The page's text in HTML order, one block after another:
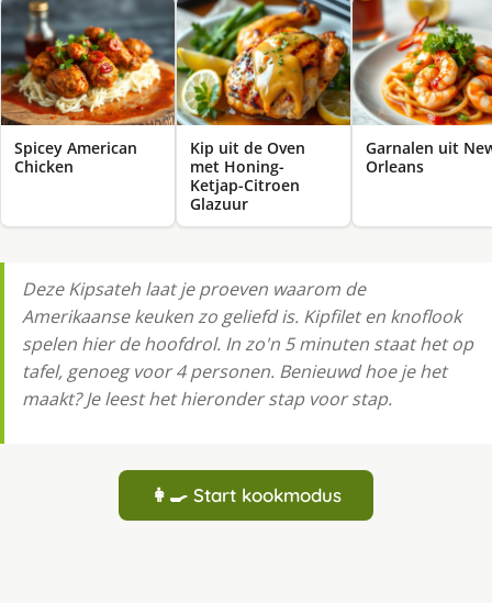
Spicey American
Chicken
Kip uit de Oven
met Honing-
Ketjap-Citroen
Glazuur
Garnalen uit
Orleans
Deze Kipsateh laat je proeven waarom de
Amerikaanse keuken zo geliefd is. Kipfilet en knoflook
spelen hier de hoofdrol. In zo'n 5 minuten staat het op
tafel, genoeg voor 4 personen. Benieuwd hoe je het
maakt? Je leest het hieronder stap voor stap.
👩‍🍳 Start kookmodus